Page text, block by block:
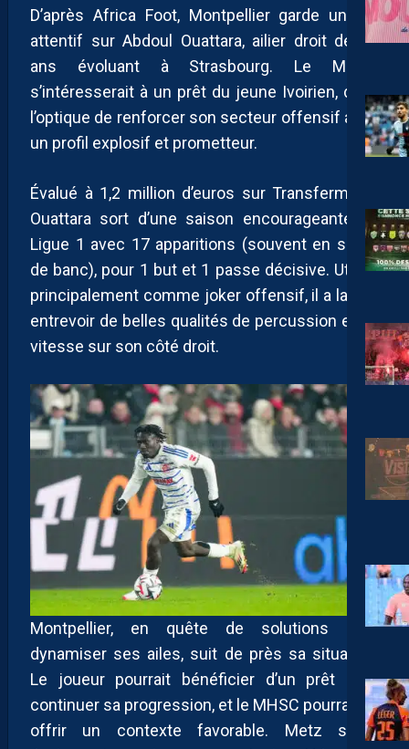
D’après Africa Foot, Montpellier garde un œil
attentif sur Abdoul Ouattara, ailier droit de 19
ans évoluant à Strasbourg. Le MHSC
s’intéresserait à un prêt du jeune Ivoirien, dans
l’optique de renforcer son secteur offensif avec
un profil explosif et prometteur.
Évalué à 1,2 million d’euros sur Transfermarkt,
Ouattara sort d’une saison encourageante en
Ligue 1 avec 17 apparitions (souvent en sortie
de banc), pour 1 but et 1 passe décisive. Utilisé
principalement comme joker offensif, il a laissé
entrevoir de belles qualités de percussion et de
vitesse sur son côté droit.
Montpellier, en quête de solutions pour
dynamiser ses ailes, suit de près sa situation.
Le joueur pourrait bénéficier d’un prêt pour
continuer sa progression, et le MHSC pourrait lui
offrir un contexte favorable. Metz serait